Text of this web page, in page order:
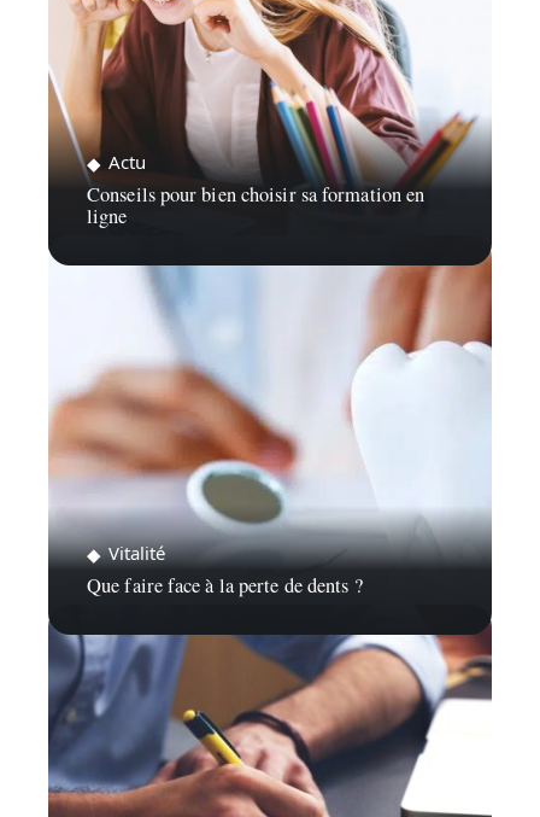
Actu
Conseils pour bien choisir sa formation en
ligne
Vitalité
Que faire face à la perte de dents ?